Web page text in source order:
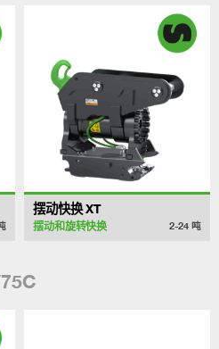
摆动快换 XT
摆动和旋转快换 2-24 吨